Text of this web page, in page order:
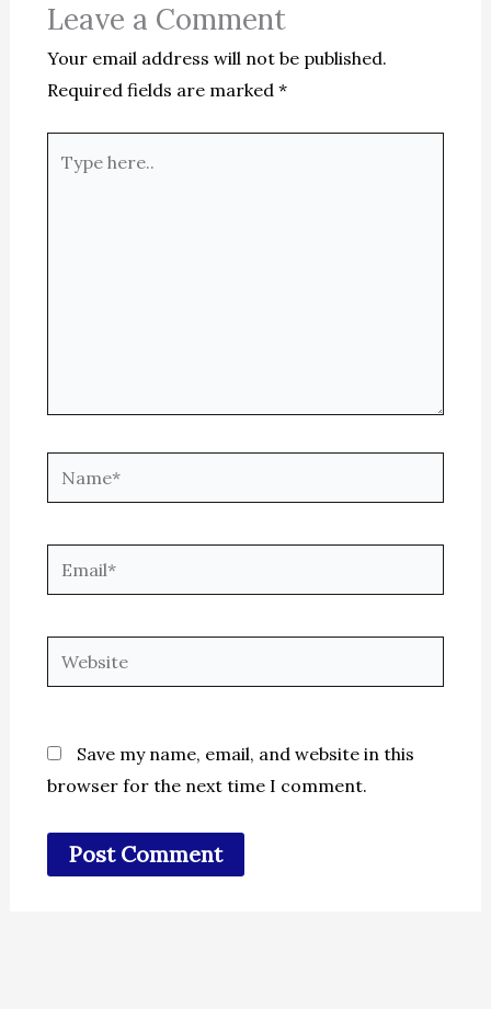
Leave a Comment
Your email address will not be published.
Required fields are marked *
here..
Name*
Email*
Website
Save my name, email, and website in this
browser for the next time I comment.